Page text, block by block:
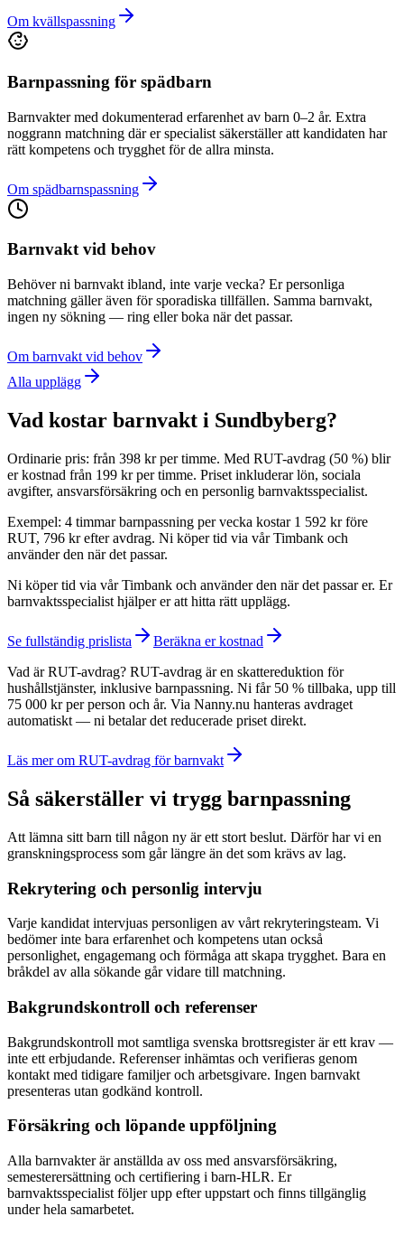
Om kvällspassning
Barnpassning för spädbarn
Barnvakter med dokumenterad erfarenhet av barn 0–2 år. Extra
noggrann matchning där er specialist säkerställer att kandidaten har
rätt kompetens och trygghet för de allra minsta.
Om spädbarnspassning
Barnvakt vid behov
Behöver ni barnvakt ibland, inte varje vecka? Er personliga
matchning gäller även för sporadiska tillfällen. Samma barnvakt,
ingen ny sökning — ring eller boka när det passar.
Om barnvakt vid behov
Alla upplägg
Vad kostar barnvakt i Sundbyberg?
Ordinarie pris: från 398 kr per timme. Med RUT-avdrag (50 %) blir
er kostnad från 199 kr per timme. Priset inkluderar lön, sociala
avgifter, ansvarsförsäkring och en personlig barnvaktsspecialist.
Exempel: 4 timmar barnpassning per vecka kostar 1 592 kr före
RUT, 796 kr efter avdrag. Ni köper tid via vår Timbank och
använder den när det passar.
Ni köper tid via vår Timbank och använder den när det passar er. Er
barnvaktsspecialist hjälper er att hitta rätt upplägg.
Se fullständig prislista
Beräkna er kostnad
Vad är RUT-avdrag? RUT-avdrag är en skattereduktion för
hushållstjänster, inklusive barnpassning. Ni får 50 % tillbaka, upp till
75 000 kr per person och år. Via Nanny.nu hanteras avdraget
automatiskt — ni betalar det reducerade priset direkt.
Läs mer om RUT-avdrag för barnvakt
Så säkerställer vi trygg barnpassning
Att lämna sitt barn till någon ny är ett stort beslut. Därför har vi en
granskningsprocess som går längre än det som krävs av lag.
Rekrytering och personlig intervju
Varje kandidat intervjuas personligen av vårt rekryteringsteam. Vi
bedömer inte bara erfarenhet och kompetens utan också
personlighet, engagemang och förmåga att skapa trygghet. Bara en
bråkdel av alla sökande går vidare till matchning.
Bakgrundskontroll och referenser
Bakgrundskontroll mot samtliga svenska brottsregister är ett krav —
inte ett erbjudande. Referenser inhämtas och verifieras genom
kontakt med tidigare familjer och arbetsgivare. Ingen barnvakt
presenteras utan godkänd kontroll.
Försäkring och löpande uppföljning
Alla barnvakter är anställda av oss med ansvarsförsäkring,
semesterersättning och certifiering i barn-HLR. Er
barnvaktsspecialist följer upp efter uppstart och finns tillgänglig
under hela samarbetet.